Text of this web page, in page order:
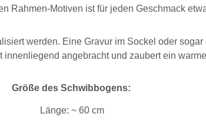
Rahmen-Motiven ist für jeden Geschmack
werden. Eine Gravur im Sockel oder
angebracht und zaubert ein
Größe des Schwibbogens:
Länge: ~ 60 cm